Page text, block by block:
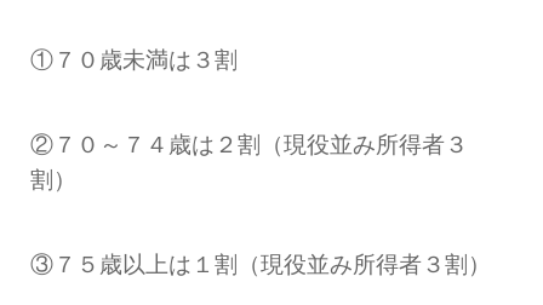
①７０歳未満は３割
②７０～７４歳は２割（現役並み所得者３
割）
③７５歳以上は１割（現役並み所得者３割）